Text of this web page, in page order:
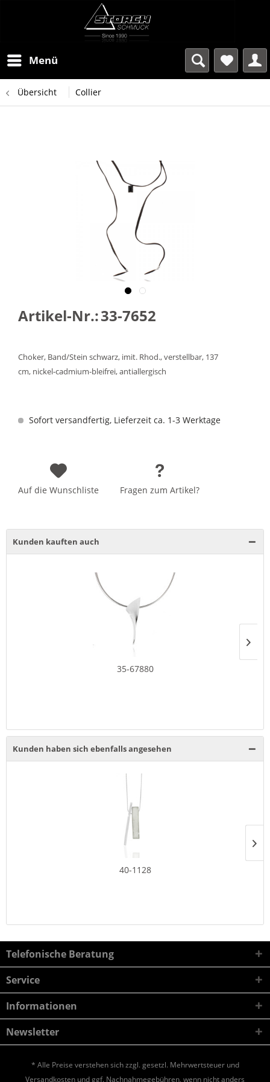
Menü
Übersicht Collier
Artikel-Nr.:33-7652
Choker, Band/Stein schwarz, imit. Rhod., verstellbar, 137
cm, nickel-cadmium-bleifrei, antiallergisch
Sofort versandfertig, Lieferzeit ca. 1-3 Werktage
Auf die Wunschliste Fragen zum Artikel?
Kunden kauften auch
35-67880
Kunden haben sich ebenfalls angesehen
40-1128
Telefonische Beratung
Service
Informationen
Newsletter
* Alle Preise verstehen sich zzgl. gesetzl. Mehrwertsteuer und
Versandkosten und ggf. Nachnahmegebühren, wenn nicht anders